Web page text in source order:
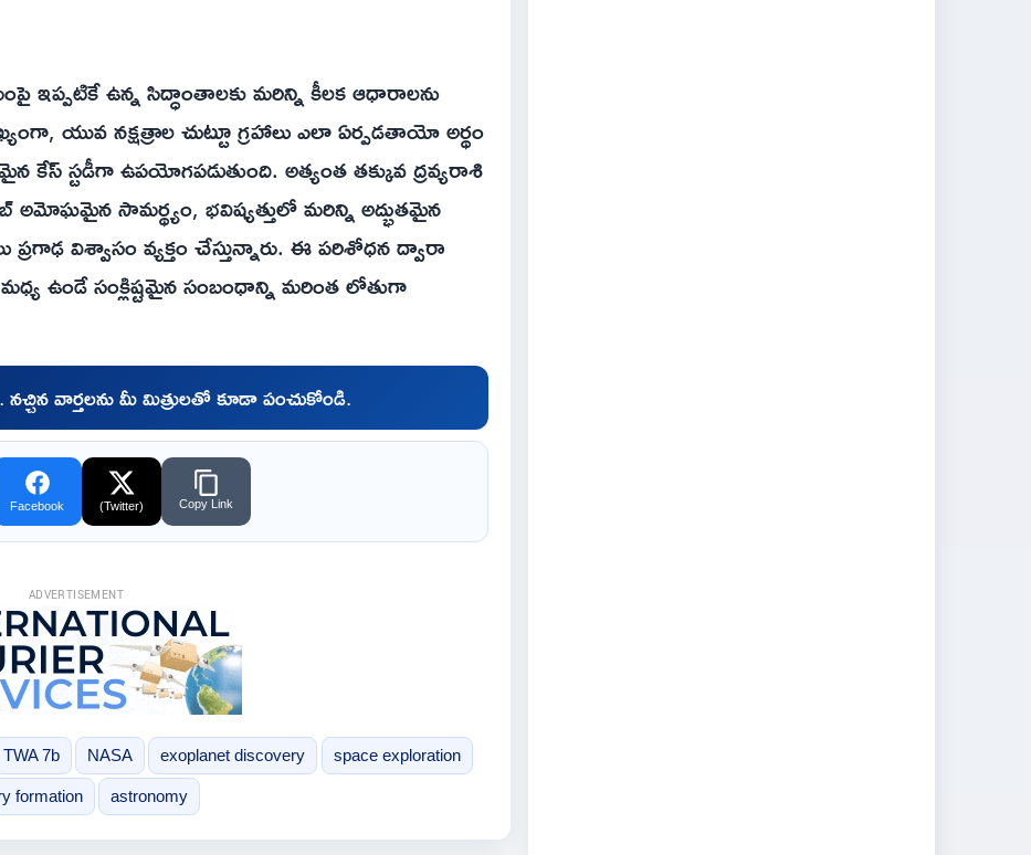
ఇప్పటికే ఉన్న సిద్ధాంతాలకు మరిన్ని కీలక ఆధారాలను
యువ నక్షత్రాల చుట్టూ గ్రహాలు ఎలా ఏర్పడతాయో అర్థం
కేస్ స్టడీగా ఉపయోగపడుతుంది. అత్యంత తక్కువ ద్రవ్యరాశి
అమోఘమైన సామర్థ్యం, భవిష్యత్తులో మరిన్ని అద్భుతమైన
ప్రగాఢ విశ్వాసం వ్యక్తం చేస్తున్నారు. ఈ పరిశోధన ద్వారా
ఉండే సంక్లిష్టమైన సంబంధాన్ని మరింత లోతుగా
వార్తలను మీ మిత్రులతో కూడా పంచుకోండి.
Facebook (Twitter) Copy Link
ADVERTISEMENT
TWA 7b NASA exoplanet discovery space exploration
formation astronomy